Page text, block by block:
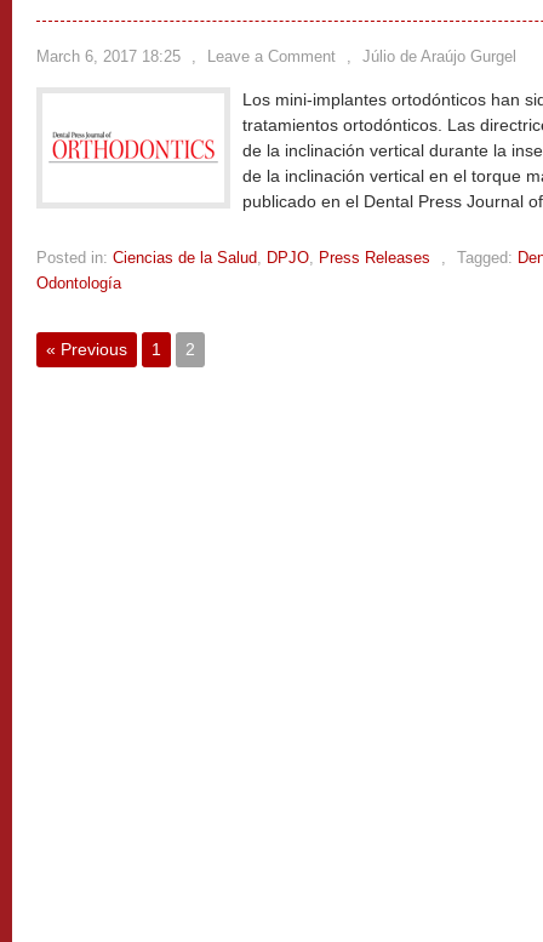
March 6, 2017 18:25 , Leave a Comment , Júlio de Araújo Gurgel
Los mini-implantes ortodónticos han
tratamientos ortodónticos. Las
de la inclinación vertical durante la
de la inclinación vertical en el torque
publicado en el Dental Press Journal
Posted in: Ciencias de la Salud, DPJO, Press Releases , Tagged:
Odontología
« Previous 1 2